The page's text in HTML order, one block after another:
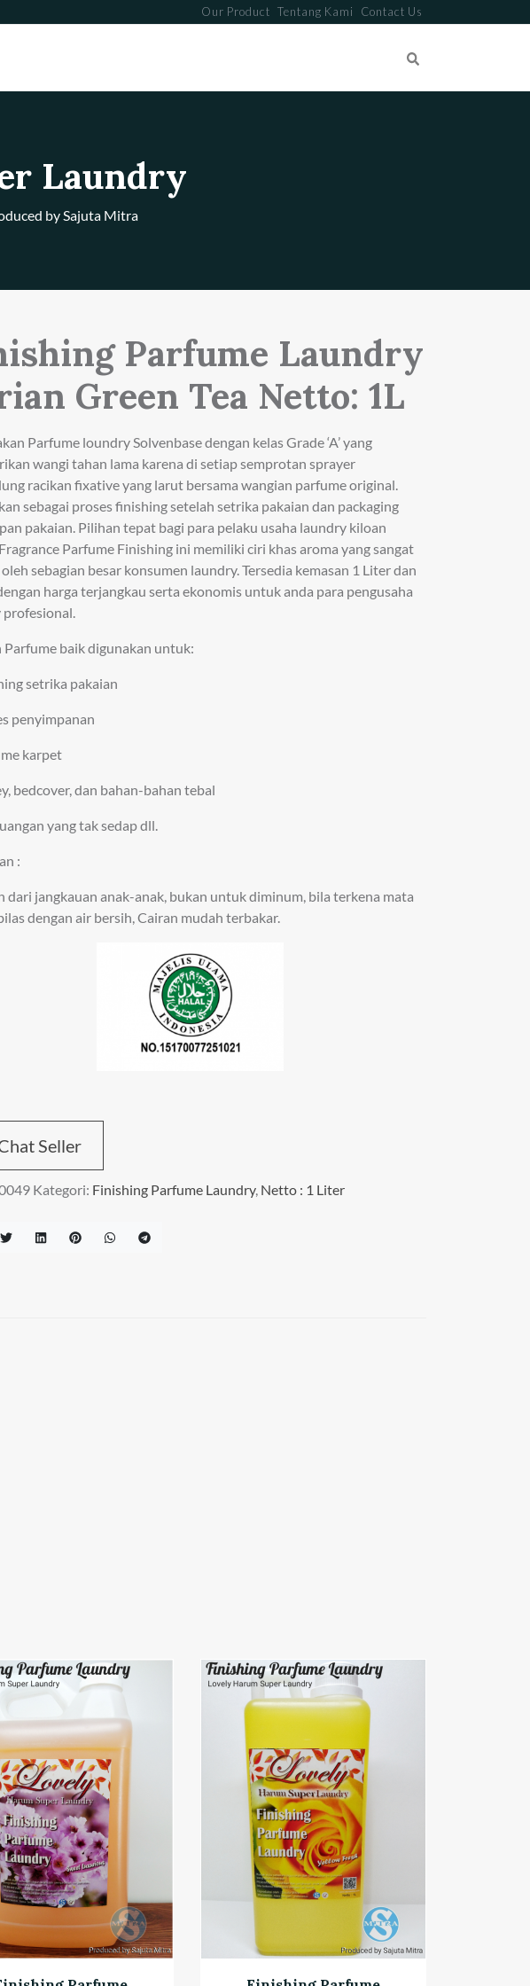
Our Product Tentang Kami Contact Us
Laundry
by Sajuta Mitra
Parfume Laundry
Green Tea Netto: 1L
Parfume loundry Solvenbase dengan kelas Grade ‘A’ yang
wangi tahan lama karena di setiap semprotan sprayer
racikan fixative yang larut bersama wangian parfume original.
sebagai proses finishing setelah setrika pakaian dan packaging
pakaian. Pilihan tepat bagi para pelaku usaha laundry kiloan
Parfume Finishing ini memiliki ciri khas aroma yang sangat
sebagian besar konsumen laundry. Tersedia kemasan 1 Liter dan
harga terjangkau serta ekonomis untuk anda para pengusaha
profesional.
Parfume baik digunakan untuk:
setrika pakaian
penyimpanan
karpet
bedcover, dan bahan-bahan tebal
yang tak sedap dll.
:
dari jangkauan anak-anak, bukan untuk diminum, bila terkena mata
dengan air bersih, Cairan mudah terbakar.
Seller
Kategori: Finishing Parfume Laundry, Netto : 1 Liter